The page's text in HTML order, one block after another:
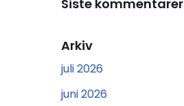
Siste kommentarer
Arkiv
juli 2026
juni 2026